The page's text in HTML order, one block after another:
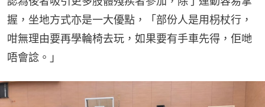
握，坐地方式亦是一大優點，「部份人是用枴杖行，
咁無理由要再學輪椅去玩，如果要有手車先得，佢哋
唔會諗。」